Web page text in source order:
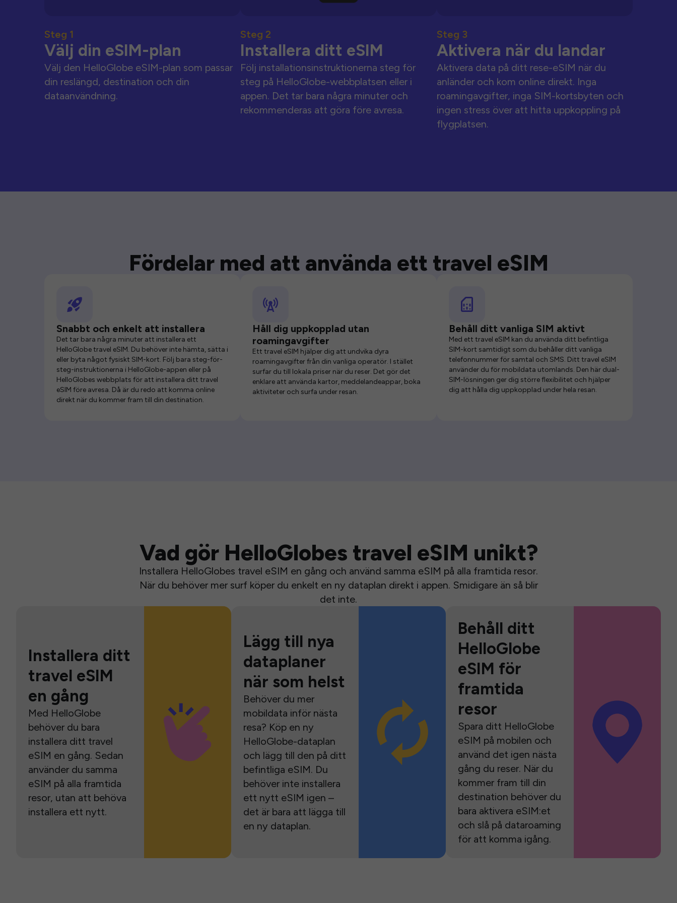
Steg 1
Välj din eSIM-plan
Välj den HelloGlobe eSIM-plan som passar
din reslängd, destination och din
dataanvändning.
Steg 2
Installera ditt eSIM
Följ installationsinstruktionerna steg för
steg på HelloGlobe-webbplatsen eller i
appen. Det tar bara några minuter och
rekommenderas att göra före avresa.
Steg 3
Aktivera när du landar
Aktivera data på ditt rese-eSIM när du
anländer och kom online direkt. Inga
roamingavgifter, inga SIM-kortsbyten och
ingen stress över att hitta uppkoppling på
flygplatsen.
Fördelar med att använda ett travel eSIM
Snabbt och enkelt att installera
Det tar bara några minuter att installera ett
HelloGlobe travel eSIM. Du behöver inte hämta, sätta i
eller byta något fysiskt SIM-kort. Följ bara steg-för-
steg-instruktionerna i HelloGlobe-appen eller på
HelloGlobes webbplats för att installera ditt travel
eSIM före avresa. Då är du redo att komma online
direkt när du kommer fram till din destination.
Håll dig uppkopplad utan
roamingavgifter
Ett travel eSIM hjälper dig att undvika dyra
roamingavgifter från din vanliga operatör. I stället
surfar du till lokala priser när du reser. Det gör det
enklare att använda kartor, meddelandeappar, boka
aktiviteter och surfa under resan.
Behåll ditt vanliga SIM aktivt
Med ett travel eSIM kan du använda ditt befintliga
SIM-kort samtidigt som du behåller ditt vanliga
telefonnummer för samtal och SMS. Ditt travel eSIM
använder du för mobildata utomlands. Den här dual-
SIM-lösningen ger dig större flexibilitet och hjälper
dig att hålla dig uppkopplad under hela resan.
Vad gör HelloGlobes travel eSIM unikt?
Installera HelloGlobes travel eSIM en gång och använd samma eSIM på alla framtida resor.
När du behöver mer surf köper du enkelt en ny dataplan direkt i appen. Smidigare än så blir
det inte.
Installera ditt
travel eSIM
en gång
Med HelloGlobe
behöver du bara
installera ditt travel
eSIM en gång. Sedan
använder du samma
eSIM på alla framtida
resor, utan att behöva
installera ett nytt.
Lägg till nya
dataplaner
när som helst
Behöver du mer
mobildata inför nästa
resa? Köp en ny
HelloGlobe-dataplan
och lägg till den på ditt
befintliga eSIM. Du
behöver inte installera
ett nytt eSIM igen –
det är bara att lägga till
en ny dataplan.
Behåll ditt
HelloGlobe
eSIM för
framtida
resor
Spara ditt HelloGlobe
eSIM på mobilen och
använd det igen nästa
gång du reser. När du
kommer fram till din
destination behöver du
bara aktivera eSIM:et
och slå på dataroaming
för att komma igång.